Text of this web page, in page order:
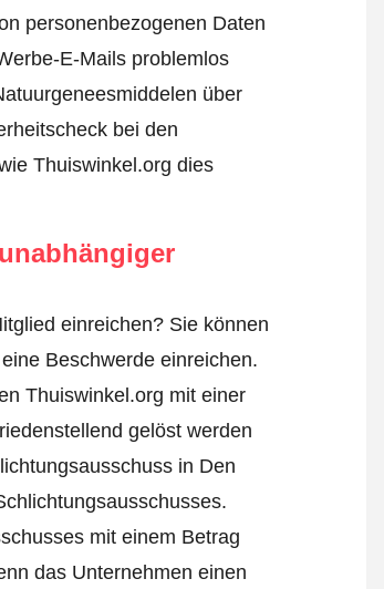
personenbezogenen Daten
E-Mails problemlos
über
bei den
Thuiswinkel.org dies
einreichen? Sie können
eine Beschwerde einreichen.
Thuiswinkel.org mit einer
gelöst werden
in Den
mit einem Betrag
das Unternehmen einen